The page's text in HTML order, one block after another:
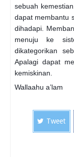
sebuah
dapat membantu
dihadapi.
menuju ke
dikategorikan
Apalagi dapat
kemiskinan.
Wallaahu a’lam
Tweet